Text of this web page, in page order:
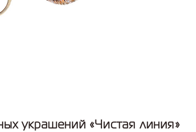
украшений «Чистая линия»